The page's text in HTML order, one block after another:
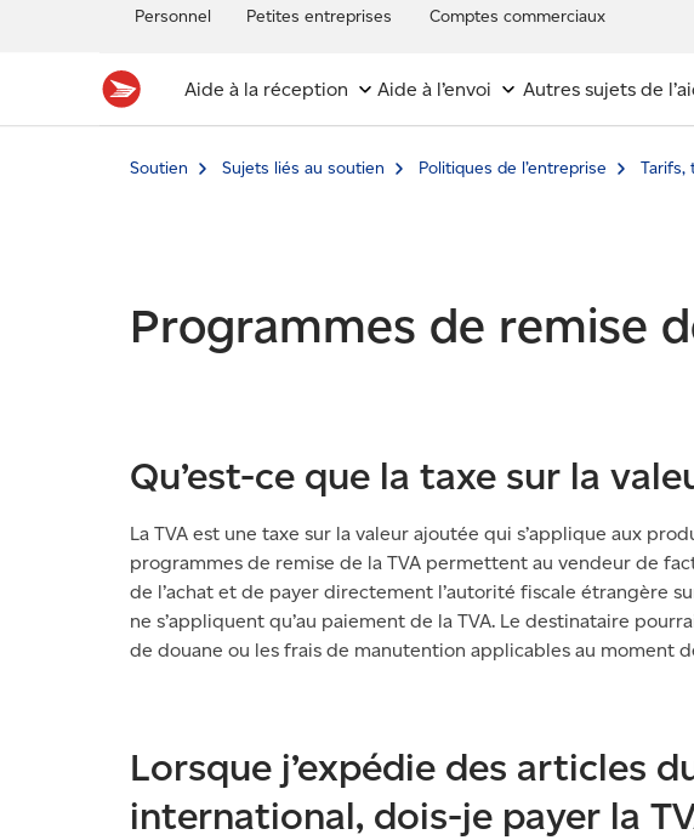
Personnel Petites entreprises Comptes commerciaux
Aide à la réception Aide à l’envoi Autres sujets de
Soutien Sujets liés au soutien Politiques de l’entreprise Tarifs,
Programmes de remise
Qu’est-ce que la taxe sur la
La TVA est une taxe sur la valeur ajoutée qui s’applique aux
programmes de remise de la TVA permettent au vendeur de
de l’achat et de payer directement l’autorité fiscale étrangère
ne s’appliquent qu’au paiement de la TVA. Le destinataire
de douane ou les frais de manutention applicables au moment
Lorsque j’expédie des articles
international, dois-je payer la